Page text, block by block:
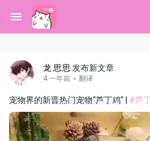
龙 思思 发布新文章
4 一年前 · 翻译
宠物界的新晋热门宠物“芦丁鸡” | #芦